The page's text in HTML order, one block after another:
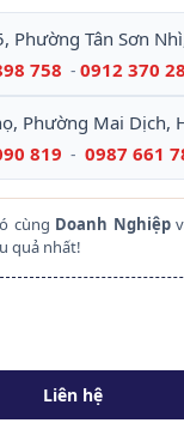
Phường Tân Sơn
758 - 0912 370
Phường Mai Dịch,
819 - 0987 661
cùng Doanh Nghiệp
quả nhất!
Liên hệ